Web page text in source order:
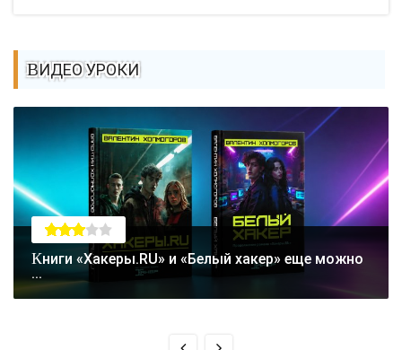
ВИДЕО УРОКИ
Книги «Хакеры.RU» и «Белый хакер» еще можно
...